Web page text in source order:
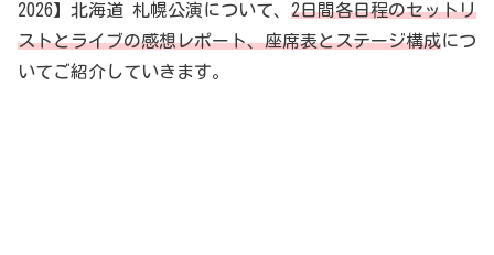
2026】北海道 札幌公演について、 2日間各日程のセットリ
ストとライブの感想レポート、座席表とステージ構成につ
いてご紹介していきます。